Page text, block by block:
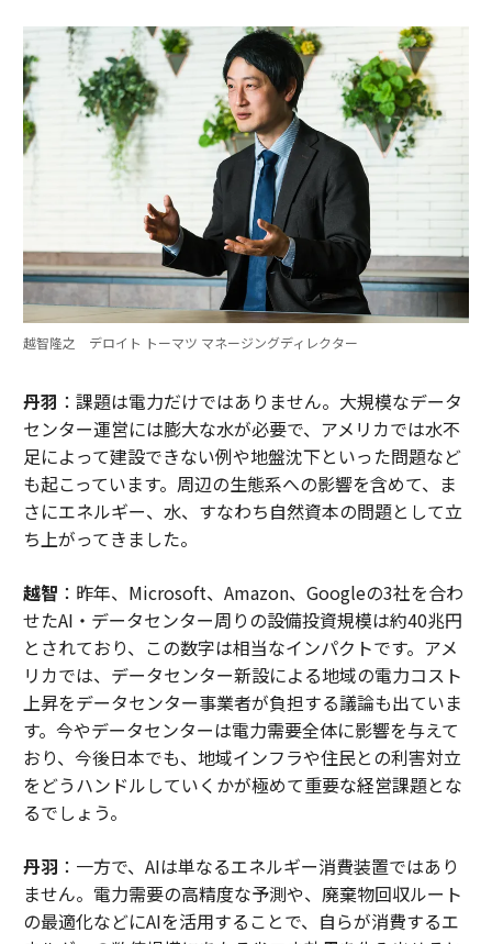
越智隆之 デロイト トーマツ マネージングディレクター
丹羽 ：課題は電力だけではありません。大規模なデータ
センター運営には膨大な水が必要で、アメリカでは水不
足によって建設できない例や地盤沈下といった問題など
も起こっています。周辺の生態系への影響を含めて、ま
さにエネルギー、水、すなわち自然資本の問題として立
ち上がってきました。
越智 ：昨年、Microsoft、Amazon、Googleの3社を合わ
せたAI・データセンター周りの設備投資規模は約40兆円
とされており、この数字は相当なインパクトです。アメ
リカでは、データセンター新設による地域の電力コスト
上昇をデータセンター事業者が負担する議論も出ていま
す。今やデータセンターは電力需要全体に影響を与えて
おり、今後日本でも、地域インフラや住民との利害対立
をどうハンドルしていくかが極めて重要な経営課題とな
るでしょう。
丹羽 ：一方で、AIは単なるエネルギー消費装置ではあり
ません。電力需要の高精度な予測や、廃棄物回収ルート
の最適化などにAIを活用することで、自らが消費するエ